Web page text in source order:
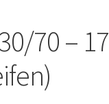
70 – 17